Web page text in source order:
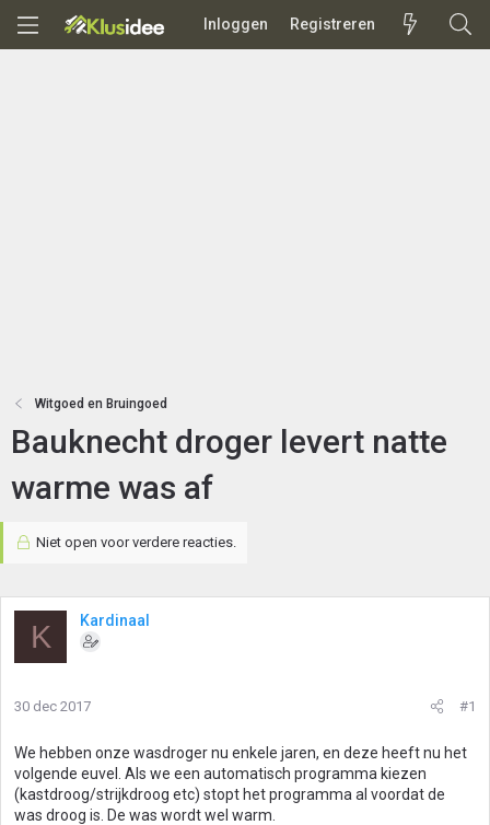
Inloggen Registreren
Witgoed en Bruingoed
Bauknecht droger levert natte
warme was af
Niet open voor verdere reacties.
K Kardinaal
30 dec 2017 #1
We hebben onze wasdroger nu enkele jaren, en deze heeft nu het
volgende euvel. Als we een automatisch programma kiezen
(kastdroog/strijkdroog etc) stopt het programma al voordat de
was droog is. De was wordt wel warm.